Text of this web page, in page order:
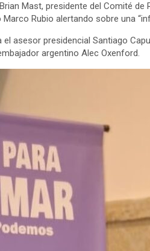
Mast, presidente del Comité
Rubio alertando sobre una
asesor presidencial Santiago
argentino Alec Oxenford.